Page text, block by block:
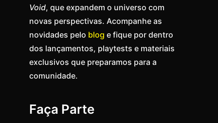
Void, que expandem o universo com
novas perspectivas. Acompanhe as
novidades pelo blog e fique por dentro
dos lançamentos, playtests e materiais
exclusivos que preparamos para a
comunidade.
Faça Parte